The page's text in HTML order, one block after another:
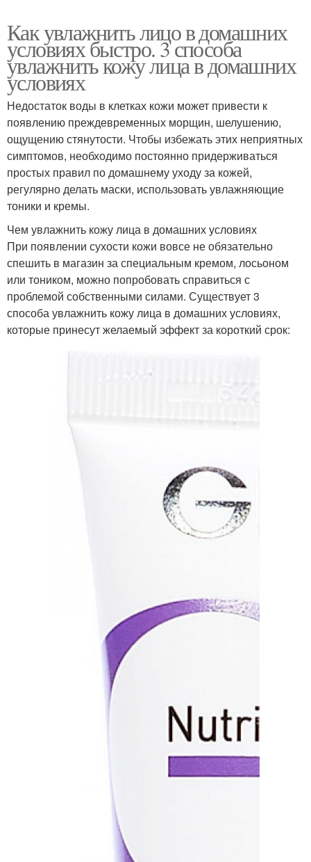
Как увлажнить лицо в домашних
условиях быстро. 3 способа
увлажнить кожу лица в домашних
условиях
Недостаток воды в клетках кожи может привести к
появлению преждевременных морщин, шелушению,
ощущению стянутости. Чтобы избежать этих неприятных
симптомов, необходимо постоянно придерживаться
простых правил по домашнему уходу за кожей,
регулярно делать маски, использовать увлажняющие
тоники и кремы.
Чем увлажнить кожу лица в домашних условиях
При появлении сухости кожи вовсе не обязательно
спешить в магазин за специальным кремом, лосьоном
или тоником, можно попробовать справиться с
проблемой собственными силами. Существует 3
способа увлажнить кожу лица в домашних условиях,
которые принесут желаемый эффект за короткий срок: